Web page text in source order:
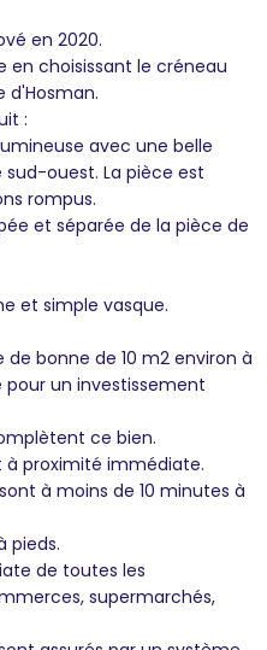
en 2020.
en choisissant le créneau
d'Hosman.
:
avec une belle
ouest. La pièce est
rompus.
et séparée de la pièce de
et simple vasque.
bonne de 10 m2 environ à
un investissement
ce bien.
à proximité immédiate.
à moins de 10 minutes à
pieds.
de toutes les
supermarchés,